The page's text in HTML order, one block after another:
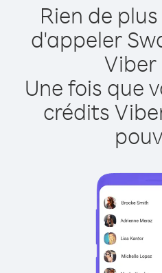
Rien de
d'appeler
Viber
Une fois que
crédits